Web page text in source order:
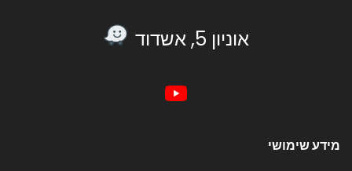
אוניון 5, אשדוד
מידע שימושי